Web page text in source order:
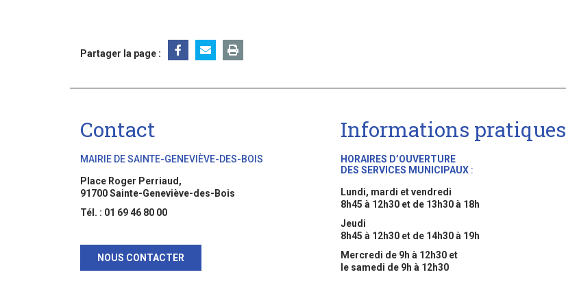
Partager la page :
Contact
MAIRIE DE SAINTE-GENEVIÈVE-DES-BOIS
Place Roger Perriaud,
91700 Sainte-Geneviève-des-Bois
Tél. : 01 69 46 80 00
NOUS CONTACTER
Informations pratiques
HORAIRES D’OUVERTURE
DES SERVICES MUNICIPAUX :
Lundi, mardi et vendredi
8h45 à 12h30 et de 13h30 à 18h
Jeudi
8h45 à 12h30 et de 14h30 à 19h
Mercredi de 9h à 12h30 et
le samedi de 9h à 12h30